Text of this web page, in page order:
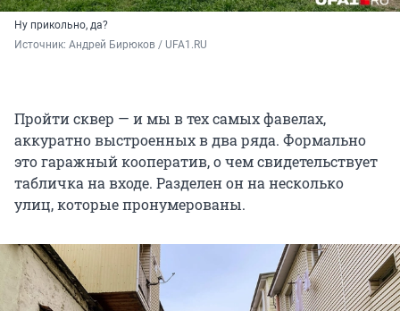
Ну прикольно, да?
Источник: Андрей Бирюков / UFA1.RU
Пройти сквер — и мы в тех самых фавелах,
аккуратно выстроенных в два ряда. Формально
это гаражный кооператив, о чем свидетельствует
табличка на входе. Разделен он на несколько
улиц, которые пронумерованы.